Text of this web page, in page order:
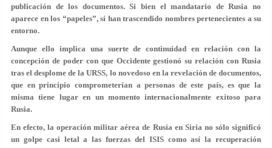
publicación de los documentos. Si bien el mandatario de Rusia no
aparece en los “papeles”, sí han trascendido nombres pertenecientes a su
entorno.
Aunque ello implica una suerte de continuidad en relación con la
concepción de poder con que Occidente gestionó su relación con Rusia
tras el desplome de la URSS, lo novedoso en la revelación de documentos,
que en principio comprometerían a personas de este país, es que la
misma tiene lugar en un momento internacionalmente exitoso para
Rusia.
En efecto, la operación militar aérea de Rusia en Siria no sólo significó
un golpe casi letal a las fuerzas del ISIS como así la recuperación